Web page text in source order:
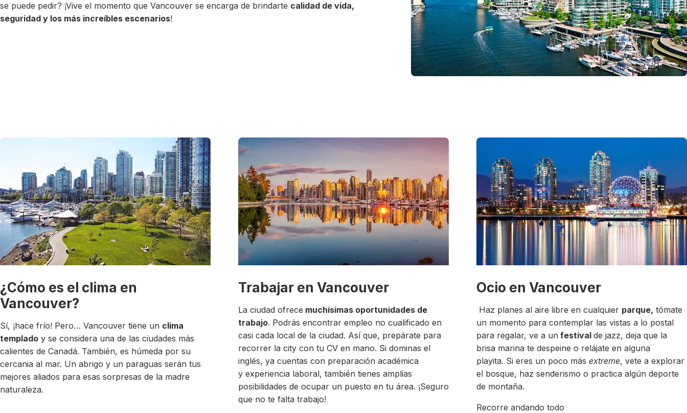
se puede pedir? ¡Vive el momento que Vancouver se encarga de brindarte calidad de vida,
seguridad y los más increíbles escenarios!
¿Cómo es el clima en
Vancouver?
Sí, ¡hace frío! Pero… Vancouver tiene un clima
templado y se considera una de las ciudades más
calientes de Canadá. También, es húmeda por su
cercania al mar. Un abrigo y un paraguas serán tus
mejores aliados para esas sorpresas de la madre
naturaleza.
Trabajar en Vancouver
La ciudad ofrece muchísimas oportunidades de
trabajo. Podrás encontrar empleo no cualificado en
casi cada local de la ciudad. Así que, prepárate para
recorrer la city con tu CV en mano. Si dominas el
inglés, ya cuentas con preparación académica
y experiencia laboral, también tienes amplias
posibilidades de ocupar un puesto en tu área. ¡Seguro
que no te falta trabajo!
Ocio en Vancouver
Haz planes al aire libre en cualquier parque, tómate
un momento para contemplar las vistas a lo postal
para regalar, ve a un festival de jazz, deja que la
brisa marina te despeine o relájate en alguna
playita. Si eres un poco más extreme, vete a explorar
el bosque, haz senderismo o practica algún deporte
de montaña.
Recorre andando todo